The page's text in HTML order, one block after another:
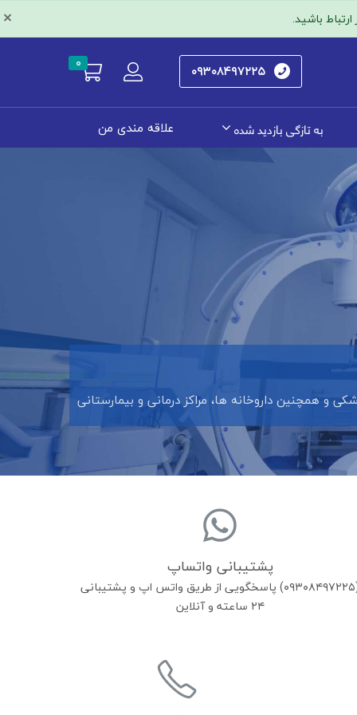
× باشید.
۰۹۳۰۸۴۹۷۲۲۵ ۰
به تازگی بازدید شده علاقه مندی من
همچنین داروخانه ها، مراکز درمانی و بیمارستانی
پشتیبانی واتساپ
(۰۹۳۰۸۴۹۷۲۲۵) پاسخگویی از طریق واتس اپ و پشتیبانی
۲۴ ساعته و آنلاین